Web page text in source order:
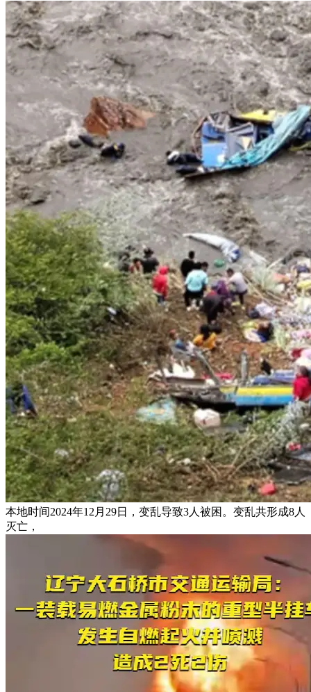
本地时间2024年12月29日，变乱导致3人被困。变乱共形成8人
灭亡，